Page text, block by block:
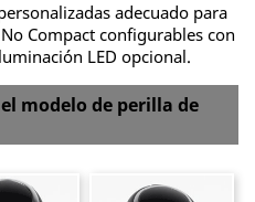
adecuado para
Compact configurables con
LED opcional.
modelo de perilla de